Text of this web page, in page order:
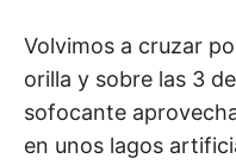
Volvimos a cruzar
orilla y sobre las 3
sofocante
en unos lagos